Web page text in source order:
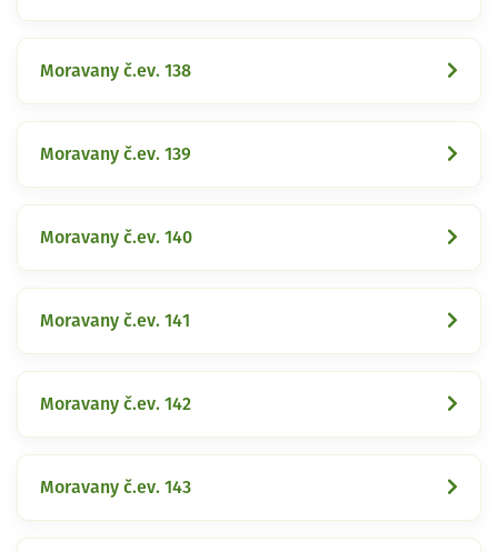
Moravany č.ev. 138
Moravany č.ev. 139
Moravany č.ev. 140
Moravany č.ev. 141
Moravany č.ev. 142
Moravany č.ev. 143